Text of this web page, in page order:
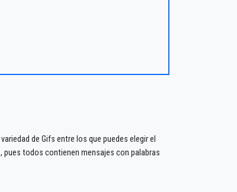
de Gifs entre los que puedes elegir el
pues todos contienen mensajes con palabras